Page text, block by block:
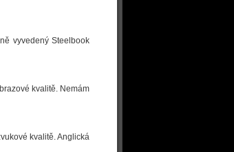
vyvedený Steelbook
kvalitě. Nemám
kvalitě. Anglická